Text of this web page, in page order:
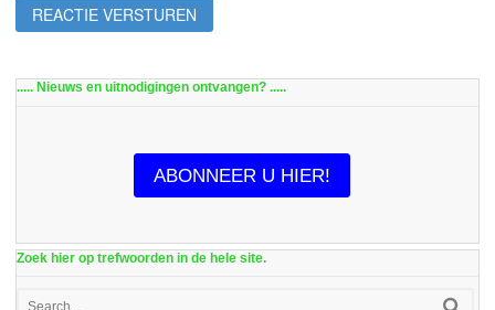
..... Nieuws en uitnodigingen ontvangen? .....
ABONNEER U HIER!
Zoek hier op trefwoorden in de hele site.